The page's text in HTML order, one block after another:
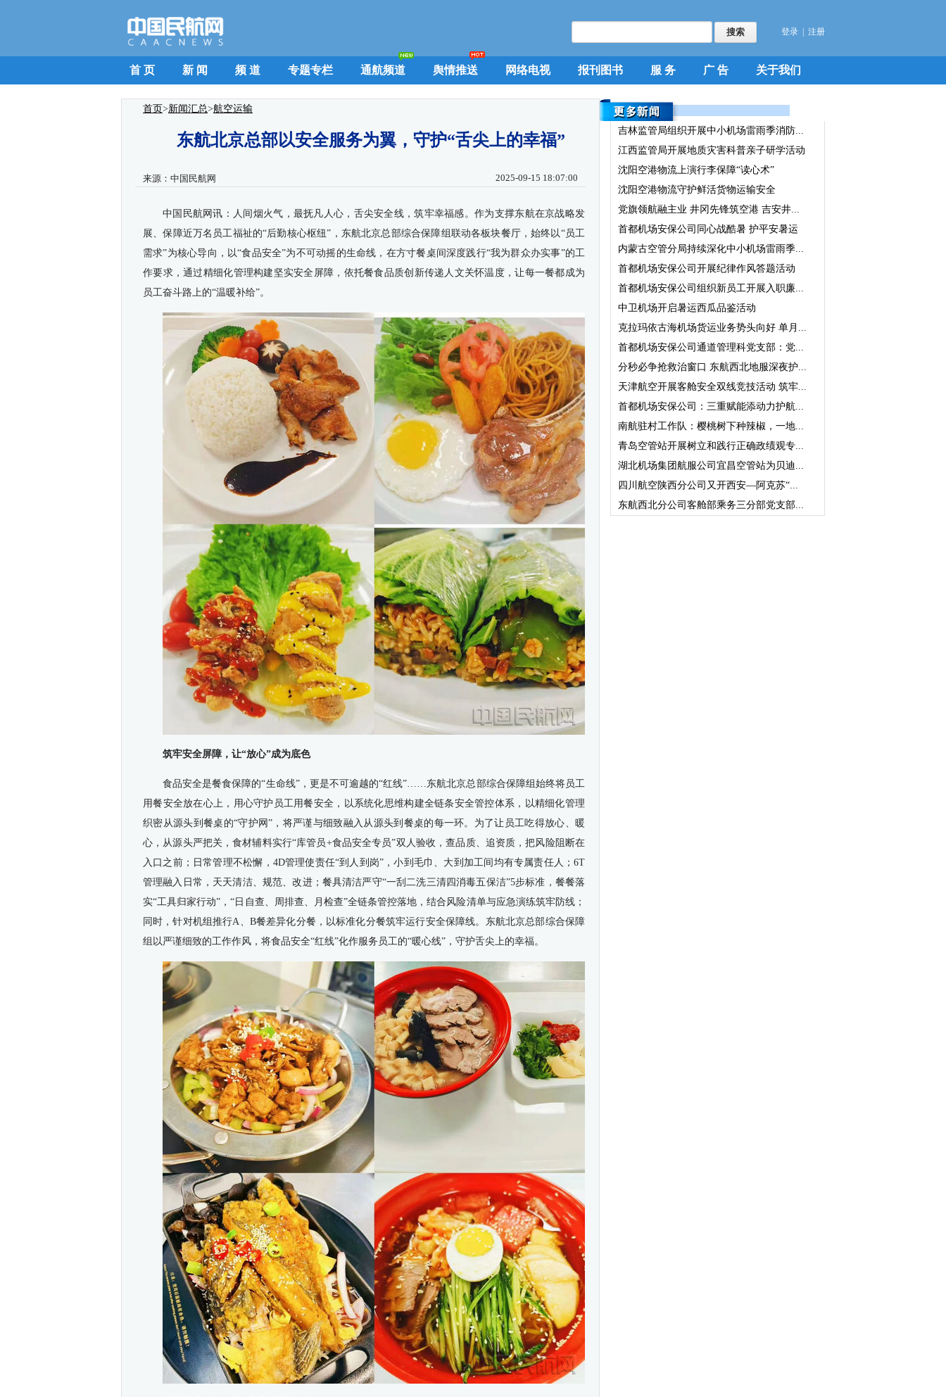
登录 注册
首 页 新 闻 频 道 专题专栏 通航频道 舆情推送 网络电视 报刊图书 服 务 广 告 关于我们
首页>新闻汇总>航空运输
东航北京总部以安全服务为翼，守护“舌尖上的幸福”
来源： 中国民航网 2025-09-15 18:07:00
中国民航网讯：人间烟火气，最抚凡人心，舌尖安全线，筑牢幸福感。作为支撑东航在京战略发
展、保障近万名员工福祉的“后勤核心枢纽”，东航北京总部综合保障组联动各板块餐厅，始终以“员工
需求”为核心导向，以“食品安全”为不可动摇的生命线，在方寸餐桌间深度践行“我为群众办实事”的工
作要求，通过精细化管理构建坚实安全屏障，依托餐食品质创新传递人文关怀温度，让每一餐都成为
员工奋斗路上的“温暖补给”。
筑牢安全屏障，让“放心”成为底色
食品安全是餐食保障的“生命线”，更是不可逾越的“红线”……东航北京总部综合保障组始终将员工
用餐安全放在心上，用心守护员工用餐安全，以系统化思维构建全链条安全管控体系，以精细化管理
织密从源头到餐桌的“守护网”，将严谨与细致融入从源头到餐桌的每一环。为了让员工吃得放心、暖
心，从源头严把关，食材辅料实行“库管员+食品安全专员”双人验收，查品质、追资质，把风险阻断在
入口之前；日常管理不松懈，4D管理使责任“到人到岗”，小到毛巾、大到加工间均有专属责任人；6T
管理融入日常，天天清洁、规范、改进；餐具清洁严守“一刮二洗三清四消毒五保洁”5步标准，餐餐落
实“工具归家行动”，“日自查、周排查、月检查”全链条管控落地，结合风险清单与应急演练筑牢防线；
同时，针对机组推行A、B餐差异化分餐，以标准化分餐筑牢运行安全保障线。东航北京总部综合保障
组以严谨细致的工作作风，将食品安全“红线”化作服务员工的“暖心线”，守护舌尖上的幸福。
吉林监管局组织开展中小机场雷雨季消防...
江西监管局开展地质灾害科普亲子研学活动
沈阳空港物流上演行李保障“读心术”
沈阳空港物流守护鲜活货物运输安全
党旗领航融主业 井冈先锋筑空港 吉安井...
首都机场安保公司同心战酷暑 护平安暑运
内蒙古空管分局持续深化中小机场雷雨季...
首都机场安保公司开展纪律作风答题活动
首都机场安保公司组织新员工开展入职廉...
中卫机场开启暑运西瓜品鉴活动
克拉玛依古海机场货运业务势头向好 单月...
首都机场安保公司通道管理科党支部：党...
分秒必争抢救治窗口 东航西北地服深夜护...
天津航空开展客舱安全双线竞技活动 筑牢...
首都机场安保公司：三重赋能添动力护航...
南航驻村工作队：樱桃树下种辣椒，一地...
青岛空管站开展树立和践行正确政绩观专...
湖北机场集团航服公司宜昌空管站为贝迪...
四川航空陕西分公司又开西安—阿克苏“...
东航西北分公司客舱部乘务三分部党支部...